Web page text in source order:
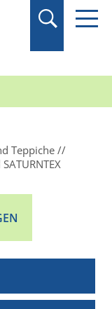
Teppiche